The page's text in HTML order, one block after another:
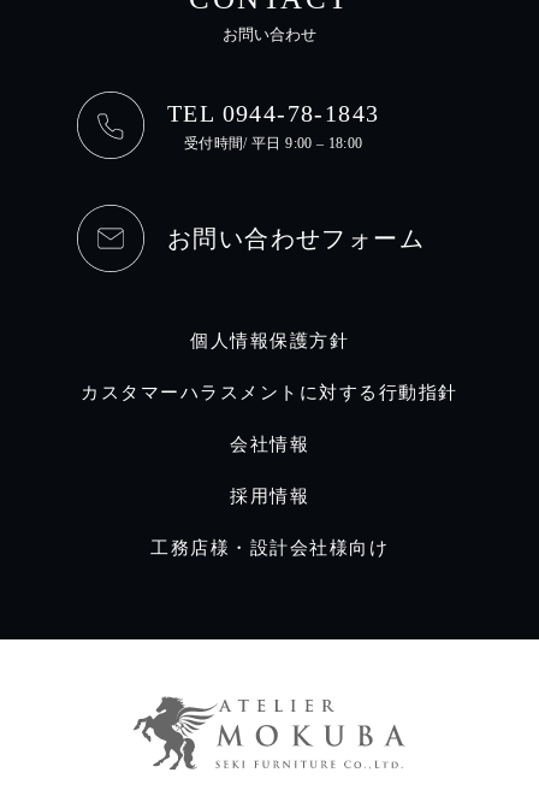
お問い合わせ
TEL 0944-78-1843
受付時間/ 平日 9:00 – 18:00
お問い合わせフォーム
個人情報保護方針
カスタマーハラスメントに対する行動指針
会社情報
採用情報
工務店様・設計会社様向け